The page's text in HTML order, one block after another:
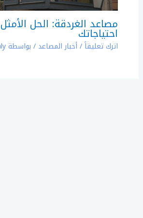
مصاعد الغردقة: الحل
احتياجاتك
اترك تعليقاً/أخبار المصاعد / بواسطة